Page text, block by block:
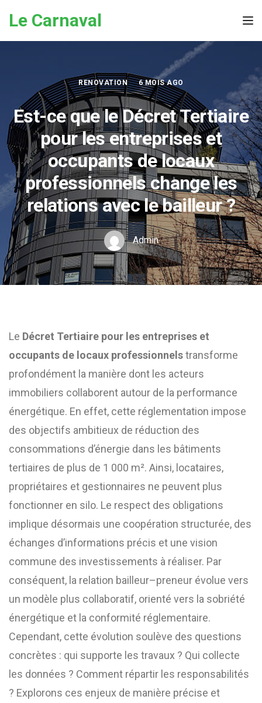
Le Carnaval
RENOVATION 6 MOIS AGO
Est-ce que le Décret Tertiaire
pour les entreprises et
occupants de locaux
professionnels change les
relations avec le bailleur ?
Admin
Le Décret Tertiaire pour les entreprises et
occupants de locaux professionnelstransforme
profondément la manière dont les acteurs
immobiliers collaborent autour de la performance
énergétique. En effet, cette réglementation impose
des objectifs ambitieux de réduction des
consommations d’énergie dans les bâtiments
tertiaires de plus de 1 000 m². Ainsi, locataires,
propriétaires et gestionnaires ne peuvent plus
fonctionner en silo. Le respect des obligations
implique désormais une coopération structurée, des
échanges d’informations précis et une vision
commune des investissements à réaliser. Par
conséquent, la relation bailleur–preneur évolue vers
un modèle plus collaboratif, orienté vers la sobriété
énergétique et la conformité réglementaire.
Cependant, cette évolution soulève des questions
concrètes : qui supporte les travaux ? Qui collecte
les données ? Comment répartir les responsabilités
? Explorons ces enjeux de manière précise et